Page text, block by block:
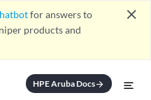
for answers to
products and
close
HPE Aruba Docsarrow_forward